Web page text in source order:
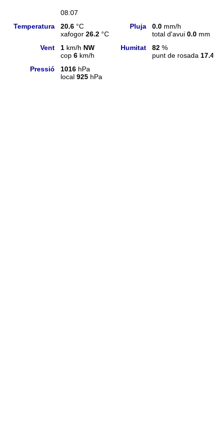
08:07
Temperatura
20.6 °C
xafogor 26.2 °C
Pluja 0.0 mm/h
total d'avui 0.0 mm
Vent
1 km/h NW
cop 6 km/h
Humitat 82 %
punt de rosada 17.4
Pressió
1016 hPa
local 925 hPa